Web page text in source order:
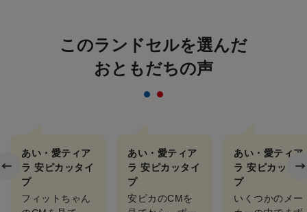
このランドセルを選んだ
おともだちの声
あい・愛ティア
ラ 安ピカッタイ
プ
フィットちゃん
あい・愛ティア
ラ 安ピカッタイ
プ
安ピカのCMを
あい・愛ティア
ラ 安ピカッタイ
プ
いくつかのメー